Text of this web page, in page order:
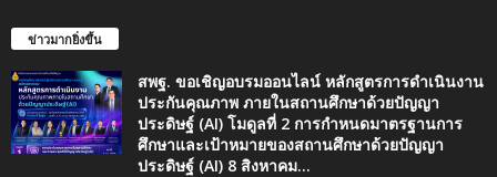
ข่าวมากยิ่งขึ้น
สพฐ. ขอเชิญอบรมออนไลน์ หลักสูตรการดำเนินงาน
ประกันคุณภาพ ภายในสถานศึกษาด้วยปัญญา
ประดิษฐ์ (AI) โมดูลที่ 2 การกำหนดมาตรฐานการ
ศึกษาและเป้าหมายของสถานศึกษาด้วยปัญญา
ประดิษฐ์ (AI) 8 สิงหาคม...